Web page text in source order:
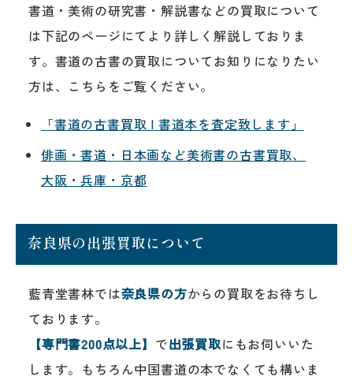
書道・美術の研究書・解説書などの買取について
は下記のページにてより詳しく解説しておりま
す。書道の古書の買取についてお知りになりたい
方は、こちらをご覧ください。
「書道の古書買取 | 書道本を査定致します」
俳画・書道・日本画など美術書の古書買取、
大阪・兵庫・京都
奈良県の出張買取について
藍青堂書林では奈良県の方からの買取をお待ちし
ております。
【専門書200点以上】 で出張買取にもお伺いいた
します。もちろん中国書道の本でなくても構いま